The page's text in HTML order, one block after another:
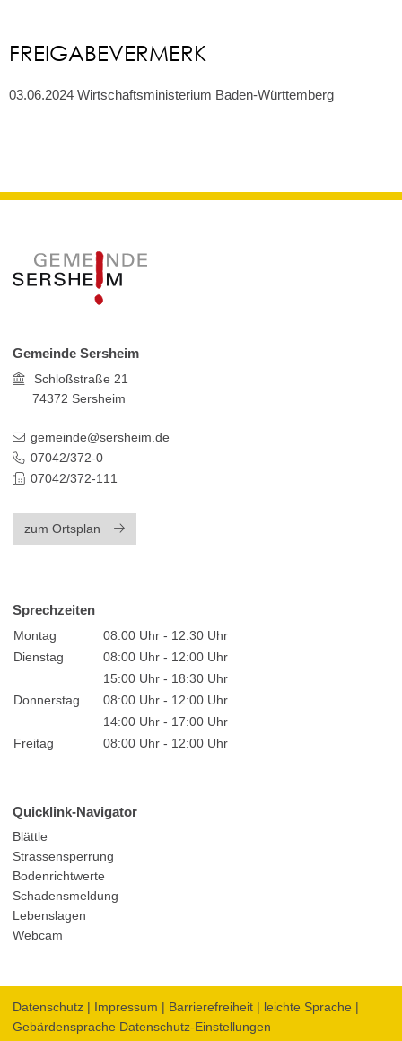
FREIGABEVERMERK
03.06.2024 Wirtschaftsministerium Baden-Württemberg
Gemeinde Sersheim
Schloßstraße 21
74372 Sersheim
gemeinde@sersheim.de
07042/372-0
07042/372-111
zum Ortsplan
Sprechzeiten
Montag
08:00 Uhr - 12:30 Uhr
Dienstag
08:00 Uhr - 12:00 Uhr
15:00 Uhr - 18:30 Uhr
Donnerstag
08:00 Uhr - 12:00 Uhr
14:00 Uhr - 17:00 Uhr
Freitag
08:00 Uhr - 12:00 Uhr
Quicklink-Navigator
Blättle
Strassensperrung
Bodenrichtwerte
Schadensmeldung
Lebenslagen
Webcam
Datenschutz| Impressum Barrierefreiheit| leichte Sprache
Gebärdensprache Datenschutz-Einstellungen